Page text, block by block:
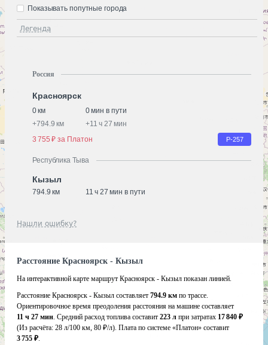
Легенда
Показывать попутные города
Россия
Красноярск
0 км
0 мин в пути
+794.9 км +11 ч 27 мин
3 755 ₽ за Платон
Р-257
Республика Тыва
Кызыл
794.9 км 11 ч 27 мин в пути
Нашли ошибку?
Расстояние Красноярск - Кызыл
На интерактивной карте маршрут Красноярск - Кызыл показан линией.
Расстояние Красноярск - Кызыл составляет 794.9 км по трассе.
Ориентировочное время преодоления расстояния на машине составляет
11 ч 27 мин. Средний расход топлива составит 223 л при затратах 17 840 ₽
(Из расчёта: 28 л/100 км, 80 ₽/л). Плата по системе «Платон» составит
3 755 ₽.